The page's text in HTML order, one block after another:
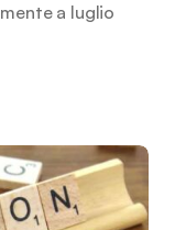
a luglio